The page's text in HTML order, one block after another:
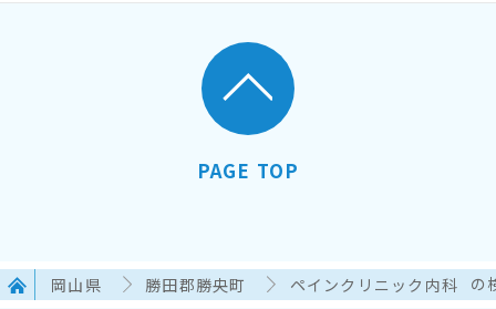
PAGE TOP
岡山県 勝田郡勝央町 ペインクリニック内科 の